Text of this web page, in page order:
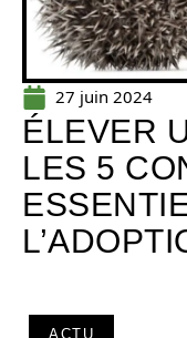
27 juin 2024
ÉLEVER
LES 5
ACTU